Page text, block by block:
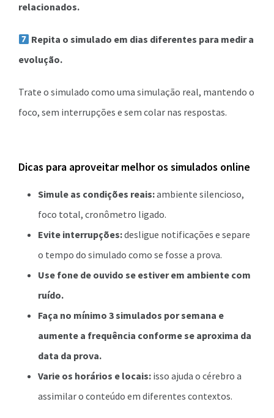
relacionados.
Repita o simulado em dias diferentes para medir a
evolução.
Trate o simulado como uma simulação real, mantendo o
foco, sem interrupções e sem colar nas respostas.
Dicas para aproveitar melhor os simulados online
Simule as condições reais:ambiente silencioso,
foco total, cronômetro ligado.
Evite interrupções:desligue notificações e separe
o tempo do simulado como se fosse a prova.
Use fone de ouvido se estiver em ambiente com
ruído.
Faça no mínimo 3 simulados por semana e
aumente a frequência conforme se aproxima da
data da prova.
Varie os horários e locais: isso ajuda o cérebro a
assimilar o conteúdo em diferentes contextos.